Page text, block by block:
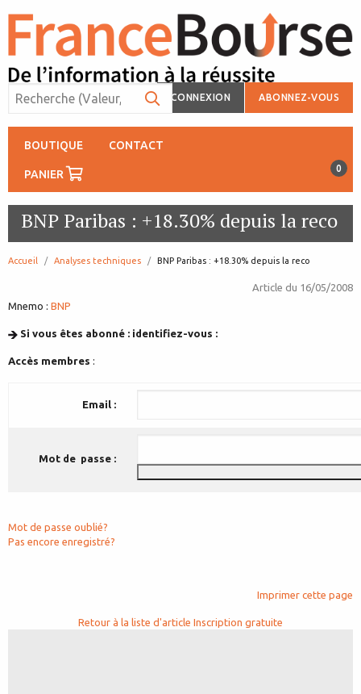
CONNEXION ABONNEZ-VOUS
BOUTIQUE CONTACT
PANIER 0
BNP Paribas : +18.30% depuis la reco
Accueil Analyses techniques page:
BNP Paribas : +18.30% depuis la reco
Article du 16/05/2008
Mnemo : BNP
Si vous êtes abonné : identifiez-vous :
Accès membres :
Email :
Mot de passe :
Mot de passe oublié?
Pas encore enregistré?
Imprimer cette page
Retour à la liste d'article Inscription gratuite